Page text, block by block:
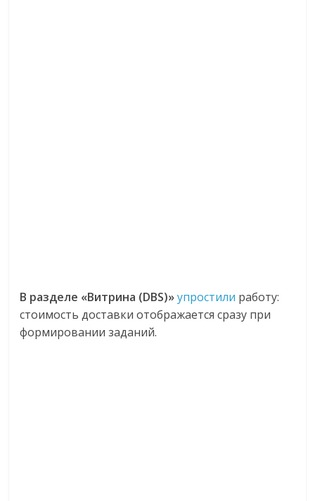
В разделе «Витрина (DBS)» упростили работу:
стоимость доставки отображается сразу при
формировании заданий.